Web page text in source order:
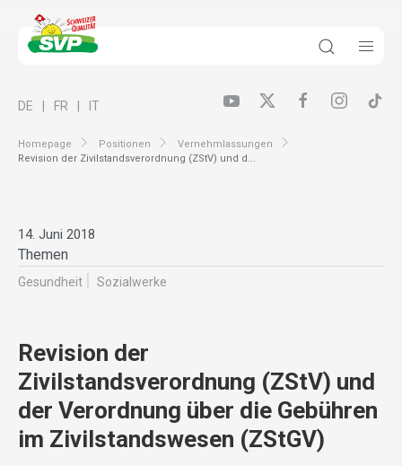
Homepage Positionen
Vernehmlassungen
Revision der Zivilstandsverordnung (ZStV) und d...
DE FR IT
14. Juni 2018
Themen
Gesundheit Sozialwerke
Revision der
Zivilstandsverordnung (ZStV) und
der Verordnung über die Gebühren
im Zivilstandswesen (ZStGV)